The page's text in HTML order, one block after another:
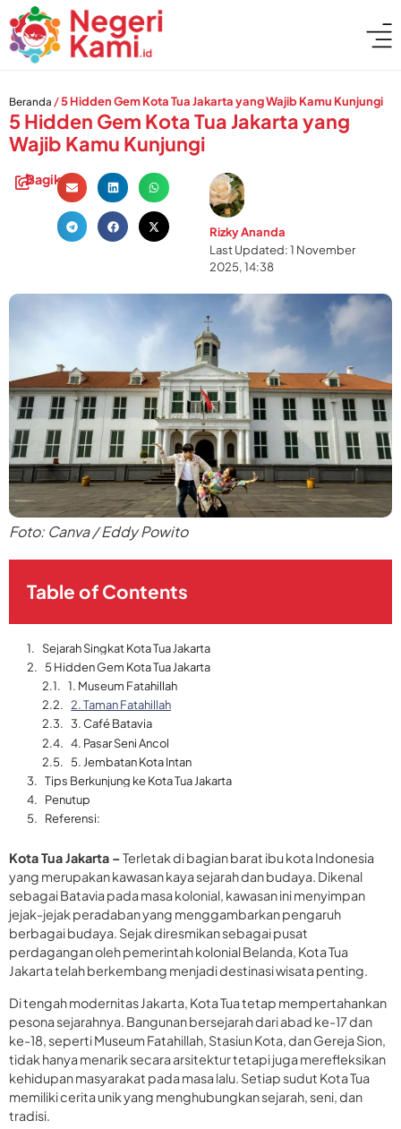
Beranda /5 Hidden Gem Kota Tua Jakarta yang Wajib Kamu Kunjungi
5 Hidden Gem Kota Tua Jakarta yang
Wajib Kamu Kunjungi
Rizky Ananda
Last Updated: 1 November
2025, 14:38
Bagikan:
Foto: Canva / Eddy Powito
Table of Contents
Sejarah Singkat Kota Tua Jakarta
5 Hidden Gem Kota Tua Jakarta
1. Museum Fatahillah
2. Taman Fatahillah
3. Café Batavia
4. Pasar Seni Ancol
5. Jembatan Kota Intan
Tips Berkunjung ke Kota Tua Jakarta
Penutup
Referensi:
Kota Tua Jakarta –Terletak di bagian barat ibu kota Indonesia
yang merupakan kawasan kaya sejarah dan budaya. Dikenal
sebagai Batavia pada masa kolonial, kawasan ini menyimpan
jejak-jejak peradaban yang menggambarkan pengaruh
berbagai budaya. Sejak diresmikan sebagai pusat
perdagangan oleh pemerintah kolonial Belanda, Kota Tua
Jakarta telah berkembang menjadi destinasi wisata penting.
Di tengah modernitas Jakarta, Kota Tua tetap mempertahankan
pesona sejarahnya. Bangunan bersejarah dari abad ke-17 dan
ke-18, seperti Museum Fatahillah, Stasiun Kota, dan Gereja Sion,
tidak hanya menarik secara arsitektur tetapi juga merefleksikan
kehidupan masyarakat pada masa lalu. Setiap sudut Kota Tua
memiliki cerita unik yang menghubungkan sejarah, seni, dan
tradisi.